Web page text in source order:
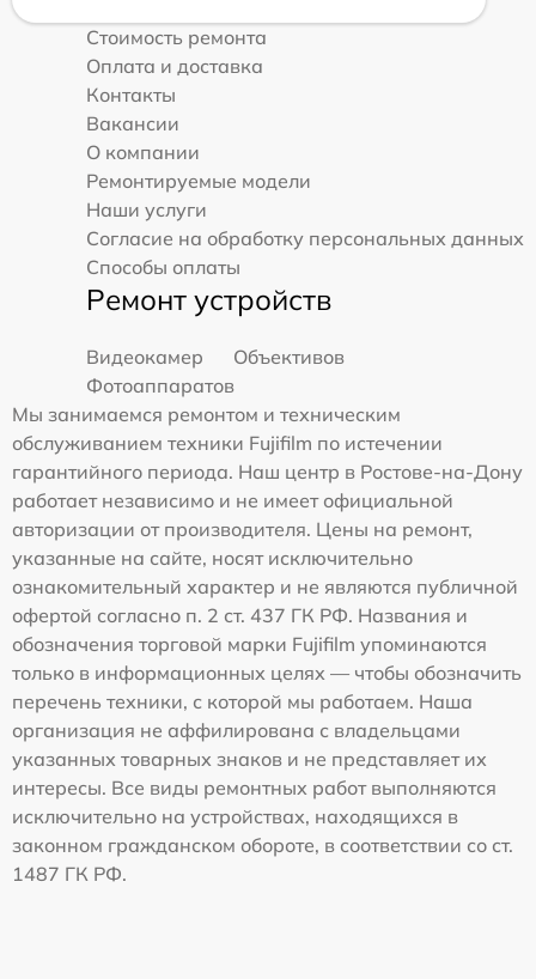
Стоимость ремонта
Оплата и доставка
Контакты
Вакансии
О компании
Ремонтируемые модели
Наши услуги
Согласие на обработку персональных данных
Способы оплаты
Ремонт устройств
Видеокамер
Объективов
Фотоаппаратов
Мы занимаемся ремонтом и техническим
обслуживанием техники Fujifilm по истечении
гарантийного периода. Наш центр в Ростове-на-Дону
работает независимо и не имеет официальной
авторизации от производителя. Цены на ремонт,
указанные на сайте, носят исключительно
ознакомительный характер и не являются публичной
офертой согласно п. 2 ст. 437 ГК РФ. Названия и
обозначения торговой марки Fujifilm упоминаются
только в информационных целях — чтобы обозначить
перечень техники, с которой мы работаем. Наша
организация не аффилирована с владельцами
указанных товарных знаков и не представляет их
интересы. Все виды ремонтных работ выполняются
исключительно на устройствах, находящихся в
законном гражданском обороте, в соответствии со ст.
1487 ГК РФ.